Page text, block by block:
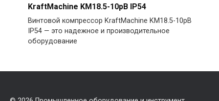
KraftMachine KM18.5-10рВ IP54
Винтовой компрессор KraftMachine KM18.5-10рВ
IP54 — это надежное и производительное
оборудование